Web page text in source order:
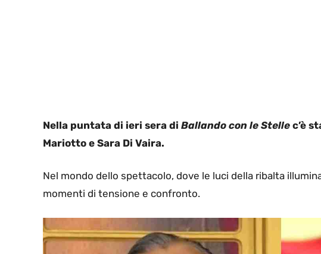
Nella puntata di ieri sera di Ballando con le Stelle c’è
Mariotto e Sara Di Vaira.
Nel mondo dello spettacolo, dove le luci della ribalta
momenti di tensione e confronto.